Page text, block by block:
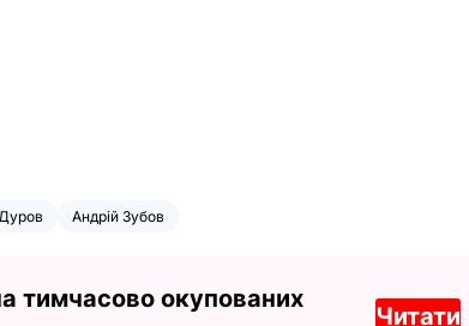
Андрій Зубов
тимчасово окупованих
Читати